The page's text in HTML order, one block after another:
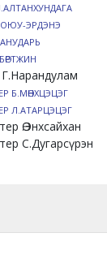
ЭРДЭНЭ
Б.МӨНХЦЭЦЭГ
Л.АТАРЦЭЦЭГ
Ө.Энхсайхан
С.Дугарсүрэн